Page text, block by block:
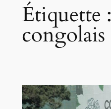
Étiquette :
congolais